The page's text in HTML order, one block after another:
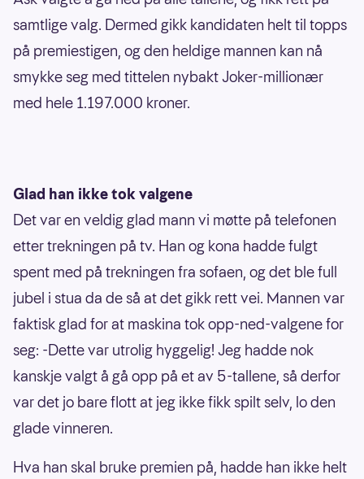
samtlige valg. Dermed gikk kandidaten helt til topps
på premiestigen, og den heldige mannen kan nå
smykke seg med tittelen nybakt Joker-millionær
med hele 1.197.000 kroner.
Glad han ikke tok valgene
Det var en veldig glad mann vi møtte på telefonen
etter trekningen på tv. Han og kona hadde fulgt
spent med på trekningen fra sofaen, og det ble full
jubel i stua da de så at det gikk rett vei. Mannen var
faktisk glad for at maskina tok opp-ned-valgene for
seg: -Dette var utrolig hyggelig! Jeg hadde nok
kanskje valgt å gå opp på et av 5-tallene, så derfor
var det jo bare flott at jeg ikke fikk spilt selv, lo den
glade vinneren.
Hva han skal bruke premien på, hadde han ikke helt